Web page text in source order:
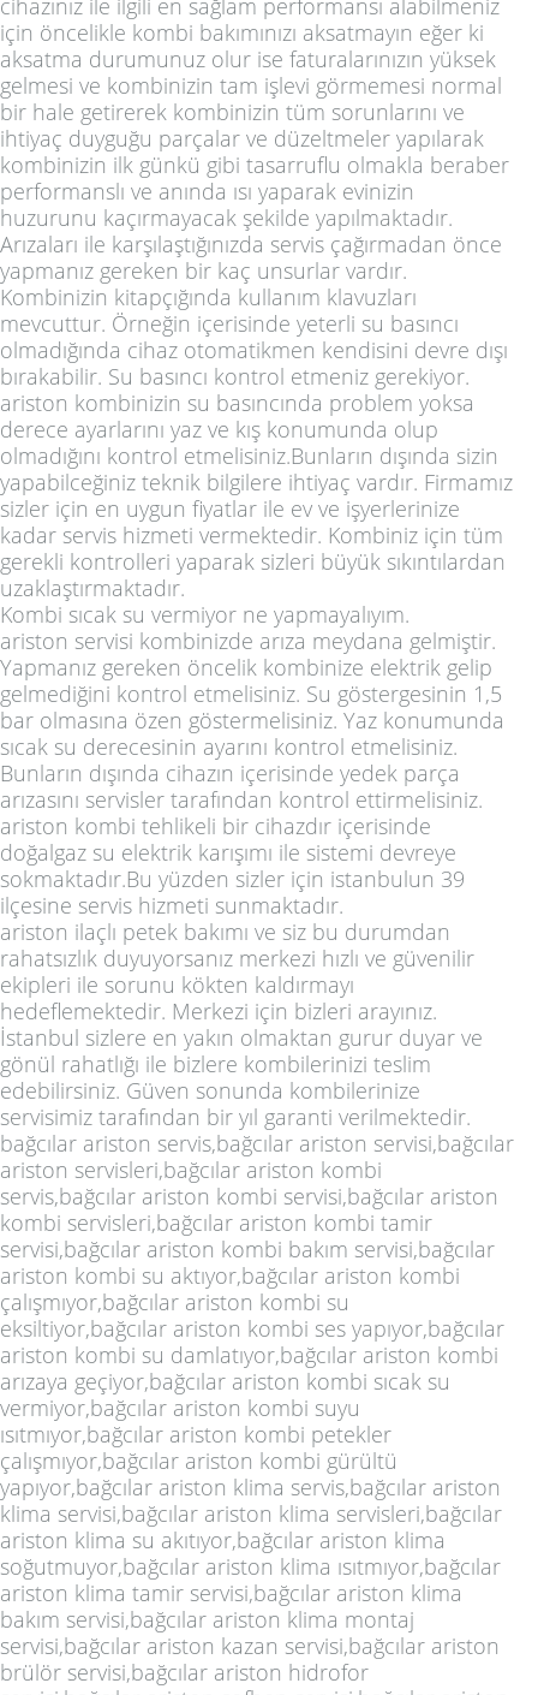
cihazınız ile ilgili en sağlam performansı alabilmeniz
için öncelikle kombi bakımınızı aksatmayın eğer ki
aksatma durumunuz olur ise faturalarınızın yüksek
gelmesi ve kombinizin tam işlevi görmemesi normal
bir hale getirerek kombinizin tüm sorunlarını ve
ihtiyaç duyguğu parçalar ve düzeltmeler yapılarak
kombinizin ilk günkü gibi tasarruflu olmakla beraber
performanslı ve anında ısı yaparak evinizin
huzurunu kaçırmayacak şekilde yapılmaktadır.
Arızaları ile karşılaştığınızda servis çağırmadan önce
yapmanız gereken bir kaç unsurlar vardır.
Kombinizin kitapçığında kullanım klavuzları
mevcuttur. Örneğin içerisinde yeterli su basıncı
olmadığında cihaz otomatikmen kendisini devre dışı
bırakabilir. Su basıncı kontrol etmeniz gerekiyor.
ariston kombinizin su basıncında problem yoksa
derece ayarlarını yaz ve kış konumunda olup
olmadığını kontrol etmelisiniz.Bunların dışında sizin
yapabilceğiniz teknik bilgilere ihtiyaç vardır. Firmamız
sizler için en uygun fiyatlar ile ev ve işyerlerinize
kadar servis hizmeti vermektedir. Kombiniz için tüm
gerekli kontrolleri yaparak sizleri büyük sıkıntılardan
uzaklaştırmaktadır.
Kombi sıcak su vermiyor ne yapmayalıyım.
ariston servisi kombinizde arıza meydana gelmiştir.
Yapmanız gereken öncelik kombinize elektrik gelip
gelmediğini kontrol etmelisiniz. Su göstergesinin 1,5
bar olmasına özen göstermelisiniz. Yaz konumunda
sıcak su derecesinin ayarını kontrol etmelisiniz.
Bunların dışında cihazın içerisinde yedek parça
arızasını servisler tarafından kontrol ettirmelisiniz.
ariston kombi tehlikeli bir cihazdır içerisinde
doğalgaz su elektrik karışımı ile sistemi devreye
sokmaktadır.Bu yüzden sizler için istanbulun 39
ilçesine servis hizmeti sunmaktadır.
ariston ilaçlı petek bakımı ve siz bu durumdan
rahatsızlık duyuyorsanız merkezi hızlı ve güvenilir
ekipleri ile sorunu kökten kaldırmayı
hedeflemektedir. Merkezi için bizleri arayınız.
İstanbul sizlere en yakın olmaktan gurur duyar ve
gönül rahatlığı ile bizlere kombilerinizi teslim
edebilirsiniz. Güven sonunda kombilerinize
servisimiz tarafından bir yıl garanti verilmektedir.
bağcılar ariston servis,bağcılar ariston servisi,bağcılar
ariston servisleri,bağcılar ariston kombi
servis,bağcılar ariston kombi servisi,bağcılar ariston
kombi servisleri,bağcılar ariston kombi tamir
servisi,bağcılar ariston kombi bakım servisi,bağcılar
ariston kombi su aktıyor,bağcılar ariston kombi
çalışmıyor,bağcılar ariston kombi su
eksiltiyor,bağcılar ariston kombi ses yapıyor,bağcılar
ariston kombi su damlatıyor,bağcılar ariston kombi
arızaya geçiyor,bağcılar ariston kombi sıcak su
vermiyor,bağcılar ariston kombi suyu
ısıtmıyor,bağcılar ariston kombi petekler
çalışmıyor,bağcılar ariston kombi gürültü
yapıyor,bağcılar ariston klima servis,bağcılar ariston
klima servisi,bağcılar ariston klima servisleri,bağcılar
ariston klima su akıtıyor,bağcılar ariston klima
soğutmuyor,bağcılar ariston klima ısıtmıyor,bağcılar
ariston klima tamir servisi,bağcılar ariston klima
bakım servisi,bağcılar ariston klima montaj
servisi,bağcılar ariston kazan servisi,bağcılar ariston
brülör servisi,bağcılar ariston hidrofor